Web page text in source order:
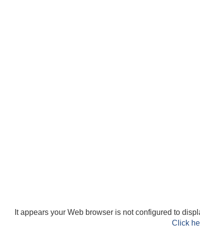
It appears your Web browser is not configured to
Click